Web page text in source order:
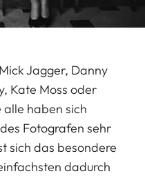
Jagger, Danny
Kate Moss oder
alle haben sich
Fotografen sehr
sich das besondere
dadurch